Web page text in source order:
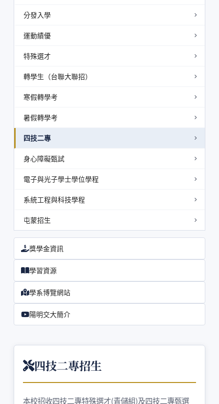
分發入學
運動績優
特殊選才
轉學生（台聯大聯招）
寒假轉學考
暑假轉學考
四技二專
身心障礙甄試
電子與光子學士學位學程
系統工程與科技學程
屯蒙招生
獎學金資訊
學習資源
學系博覽網站
陽明交大簡介
四技二專招生
本校招收四技二專特殊選才(青儲組)及四技二專甄選